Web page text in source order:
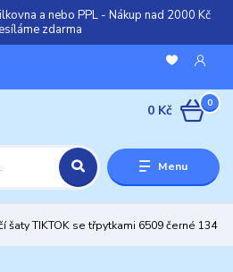
a nebo PPL - Nákup nad 2000 Kč
zdarma
Menu
0
0 Kč
šaty TIKTOK se třpytkami 6509 černé 134